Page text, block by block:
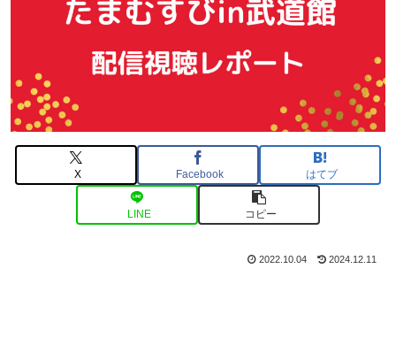
X Facebook はてブ
LINE コピー
2022.10.04 2024.12.11